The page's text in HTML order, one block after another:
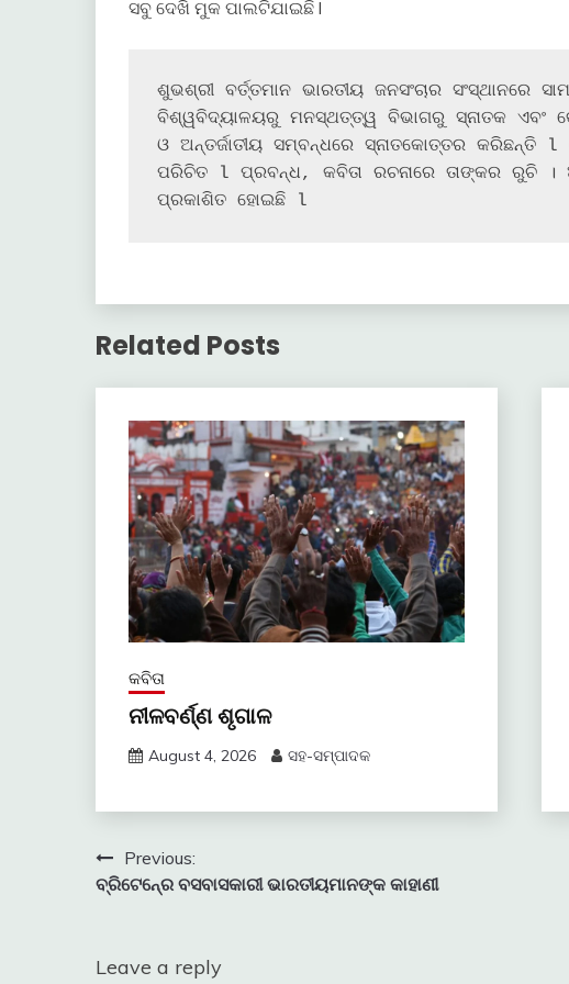
ସବୁ ଦେଖି ମୁକ ପାଲଟିଯାଇଛି l
ଶୁଭଶ୍ରୀ ବର୍ତ୍ତମାନ ଭାରତୀୟ ଜନସଂଚାର ସଂସ୍ଥାନରେ
ବିଶ୍ୱବିଦ୍ୟାଳୟରୁ ମନସ୍ଥତ୍ତ୍ୱ ବିଭାଗରୁ ସ୍ନାତକ ଏବଂ
ଓ ଅନ୍ତର୍ଜାତୀୟ ସମ୍ବନ୍ଧରେ ସ୍ନାତକୋତ୍ତର କରିଛନ୍ତି l
ପରିଚିତ l ପ୍ରବନ୍ଧ, କବିତା ରଚନାରେ ତାଙ୍କର ରୁଚି ।
ପ୍ରକାଶିତ ହୋଇଛି l
Related Posts
କବିତା
ନୀଳବର୍ଣ୍ଣ ଶୃଗାଳ
August 4, 2026 ସହ-ସମ୍ପାଦକ
Post
navigation
Previous:
ବ୍ରିଟେନ୍‍ରେ ବସବାସକାରୀ ଭାରତୀୟମାନଙ୍କ କାହାଣୀ
Leave a reply